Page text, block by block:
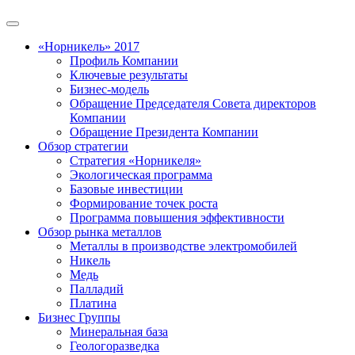
«Норникель» 2017
Профиль Компании
Ключевые результаты
Бизнес-модель
Обращение Председателя Совета директоров
Компании
Обращение Президента Компании
Обзор стратегии
Стратегия «Норникеля»
Экологическая программа
Базовые инвестиции
Формирование точек роста
Программа повышения эффективности
Обзор рынка металлов
Металлы в производстве электромобилей
Никель
Медь
Палладий
Платина
Бизнес Группы
Минеральная база
Геологоразведка